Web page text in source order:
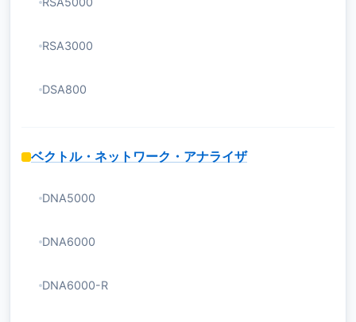
RSA3000
DSA800
ベクトル・ネットワーク・アナライザ
DNA5000
DNA6000
DNA6000-R